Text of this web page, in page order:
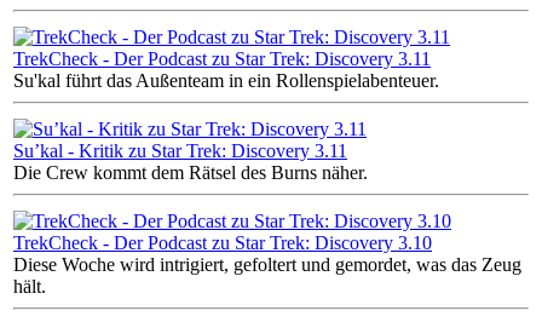
TrekCheck - Der Podcast zu Star Trek: Discovery 3.11
Su'kal führt das Außenteam in ein Rollenspielabenteuer.
Su’kal - Kritik zu Star Trek: Discovery 3.11
Die Crew kommt dem Rätsel des Burns näher.
TrekCheck - Der Podcast zu Star Trek: Discovery 3.10
Diese Woche wird intrigiert, gefoltert und gemordet, was das Zeug
hält.